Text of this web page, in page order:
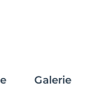
Galerie